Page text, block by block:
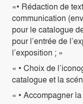
«• Rédaction de
communication
pour le catalogue
pour l’entrée de
l’exposition ; »
« • Choix de
catalogue et la
« • Accompagner